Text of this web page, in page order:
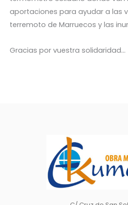
aportaciones para ayudar a las
terremoto de Marruecos y las
Gracias por vuestra solidaridad…